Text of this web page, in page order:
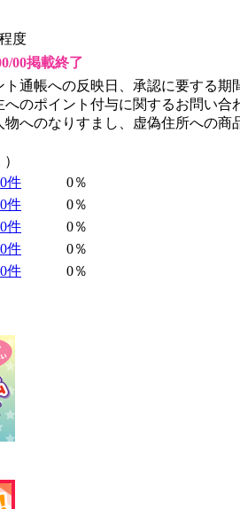
度
00掲載終了
ト通帳への反映日、承認に要する期
へのポイント付与に関するお問い合
物へのなりすまし、虚偽住所への商
）
0件
0％
0件
0％
0件
0％
0件
0％
0件
0％